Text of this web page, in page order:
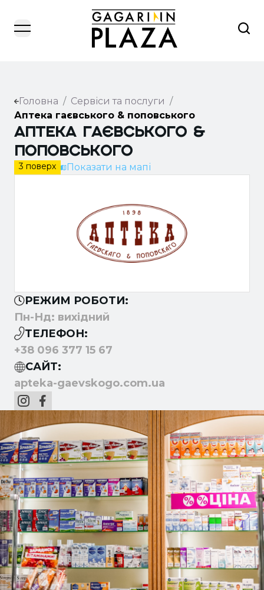
open navigation menu
Головна / Сервіси та послуги /
Аптека гаєвського & поповського
Аптека Гаєвського &
Поповського
3 поверх Показати на мапі
РЕЖИМ РОБОТИ:
Пн-Нд: вихідний
ТЕЛЕФОН:
+38 096 377 15 67
САЙТ:
apteka-gaevskogo.com.ua